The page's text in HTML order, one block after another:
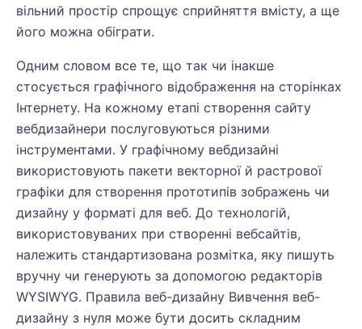
вільний простір спрощує сприйняття вмісту, а ще
його можна обіграти.
Одним словом все те, що так чи інакше
стосується графічного відображення на сторінках
Інтернету. На кожному етапі створення сайту
вебдизайнери послуговуються різними
інструментами. У графічному вебдизайні
використовують пакети векторної й растрової
графіки для створення прототипів зображень чи
дизайну у форматі для веб. До технологій,
використовуваних при створенні вебсайтів,
належить стандартизована розмітка, яку пишуть
вручну чи генерують за допомогою редакторів
WYSIWYG. Правила веб-дизайну Вивчення веб-
дизайну з нуля може бути досить складним